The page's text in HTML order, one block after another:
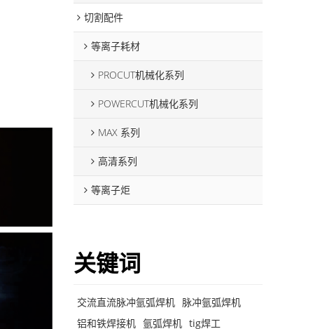
切割配件
等离子耗材
PROCUT机械化系列
POWERCUT机械化系列
MAX 系列
高清系列
等离子炬
关键词
交流直流脉冲氩弧焊机 脉冲氩弧焊机
铝和铁焊接机 氩弧焊机 tig焊工